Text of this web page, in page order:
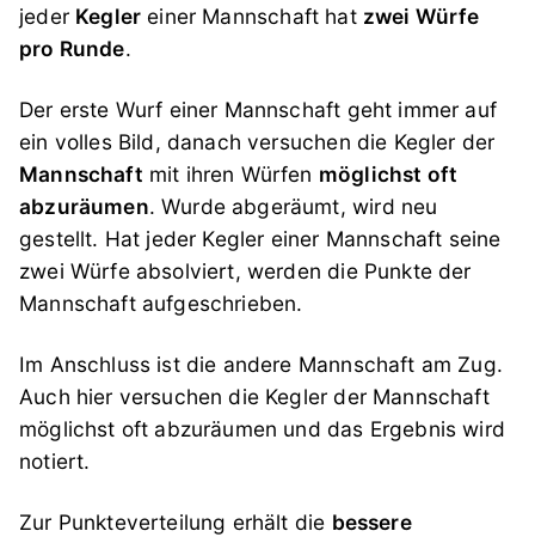
jeder Kegler einer Mannschaft hat zwei Würfe
pro Runde.
Der erste Wurf einer Mannschaft geht immer auf
ein volles Bild, danach versuchen die Kegler der
Mannschaft mit ihren Würfen möglichst oft
abzuräumen. Wurde abgeräumt, wird neu
gestellt. Hat jeder Kegler einer Mannschaft seine
zwei Würfe absolviert, werden die Punkte der
Mannschaft aufgeschrieben.
Im Anschluss ist die andere Mannschaft am Zug.
Auch hier versuchen die Kegler der Mannschaft
möglichst oft abzuräumen und das Ergebnis wird
notiert.
Zur Punkteverteilung erhält die bessere